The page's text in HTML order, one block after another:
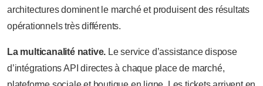
architectures dominent le marché et produisent des résultats
opérationnels très différents.
La multicanalité native. Le service d’assistance dispose
d’intégrations API directes à chaque place de marché,